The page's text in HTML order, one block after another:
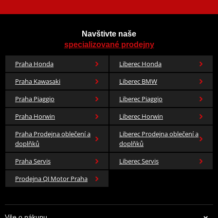
CE hodnocení AA
Chránič páteře - CE Level 2
Chránič ramen - CE Level 2
Chránič loktů - CE Level 2
Tabulka velikostí
Jak se změřit
Co když mi to nebude
Chránič páteře
Level 2
Navštivte naše
specializované prodejny
Praha Honda
Liberec Honda
Praha Kawasaki
Liberec BMW
Praha Piaggio
Liberec Piaggio
Praha Horwin
Liberec Horwin
Praha Prodejna oblečení a
doplňků
Liberec Prodejna oblečení a
doplňků
Praha Servis
Liberec Servis
Prodejna QJ Motor Praha